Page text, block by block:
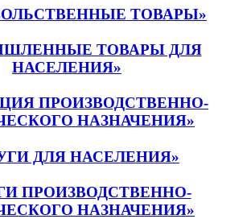
ТОВАРЫ»
ТОВАРЫ ДЛЯ
НАСЕЛЕНИЯ»
ПРОИЗВОДСТВЕННО-
НАЗНАЧЕНИЯ»
ДЛЯ НАСЕЛЕНИЯ»
ПРОИЗВОДСТВЕННО-
НАЗНАЧЕНИЯ»